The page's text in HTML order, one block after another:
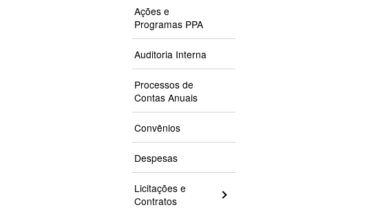
Ações e
Programas PPA
Auditoria Interna
Processos de
Contas Anuais
Convênios
Despesas
Licitações e
Contratos